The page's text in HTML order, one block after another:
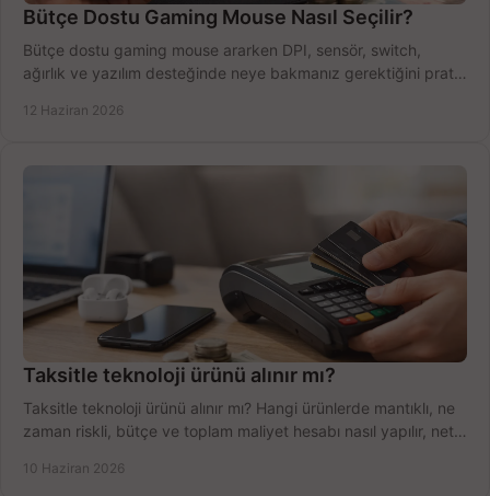
Bütçe Dostu Gaming Mouse Nasıl Seçilir?
Bütçe dostu gaming mouse ararken DPI, sensör, switch,
ağırlık ve yazılım desteğinde neye bakmanız gerektiğini pratik
12 Haziran 2026
Taksitle teknoloji ürünü alınır mı?
Taksitle teknoloji ürünü alınır mı? Hangi ürünlerde mantıklı, ne
zaman riskli, bütçe ve toplam maliyet hesabı nasıl yapılır, net
10 Haziran 2026